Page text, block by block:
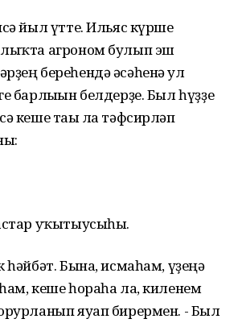
йыл үтте. Ильяс күрше
агроном булып эш
береһендә әсәһенә ул
барлығын белдерҙе. Был һүҙҙе
кеше тағы ла тәфсирләп
уҡытыусыһы.
һәйбәт. Бына, исмаһам, үҙеңә
кеше һораһа ла, киленем
яуап бирермен. - Был